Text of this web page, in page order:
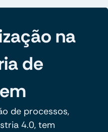
na
de
de processos,
4.0, tem